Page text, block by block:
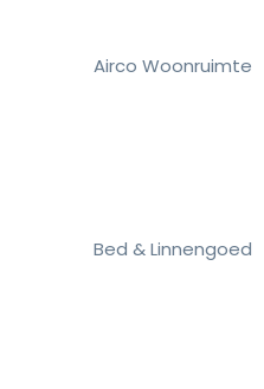
Airco Woonruimte
Bed & Linnengoed